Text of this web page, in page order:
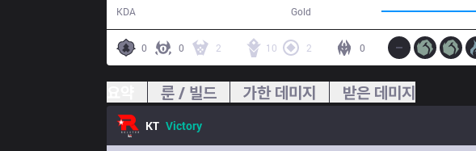
KDA Gold
0 0 2 10 2 0
룬 / 빌드 가한 데미지 받은 데미지
KT Victory